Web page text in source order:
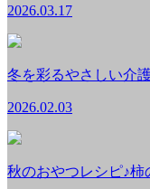
2026.03.17
冬を彩るやさしい介
2026.02.03
秋のおやつレシピ♪柿